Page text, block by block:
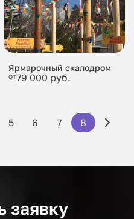
Ярмарочный скалодром
от79 000 руб.
5 6 7 8
заявку